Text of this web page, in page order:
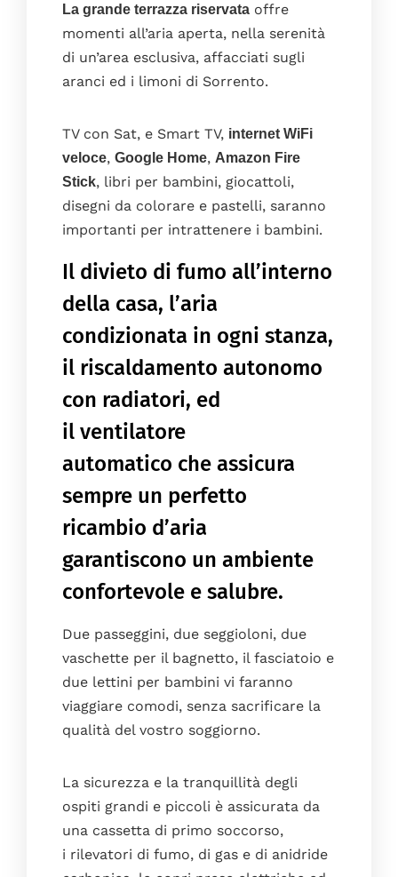
La grande terrazza riservata offre
momenti all’aria aperta, nella serenità
di un’area esclusiva, affacciati sugli
aranci ed i limoni di Sorrento.
TV con Sat, e Smart TV, internet WiFi
veloce, Google Home, Amazon Fire
Stick, libri per bambini, giocattoli,
disegni da colorare e pastelli, saranno
importanti per intrattenere i bambini.
Il divieto di fumo all’interno
della casa, l’aria
condizionata in ogni stanza,
il riscaldamento autonomo
con radiatori, ed
il ventilatore
automatico che assicura
sempre un perfetto
ricambio d’aria
garantiscono un ambiente
confortevole e salubre.
Due passeggini, due seggioloni, due
vaschette per il bagnetto, il fasciatoio e
due lettini per bambini vi faranno
viaggiare comodi, senza sacrificare la
qualità del vostro soggiorno.
La sicurezza e la tranquillità degli
ospiti grandi e piccoli è assicurata da
una cassetta di primo soccorso,
i rilevatori di fumo, di gas e di anidride